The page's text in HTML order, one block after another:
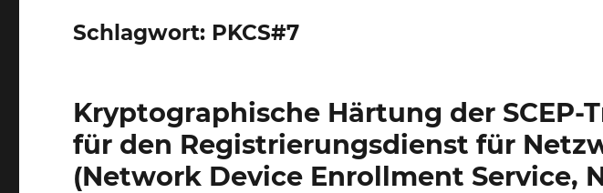
Schlagwort: PKCS#7
Kryptographische Härtung der SCEP-
für den Registrierungsdienst für
(Network Device Enrollment Service,